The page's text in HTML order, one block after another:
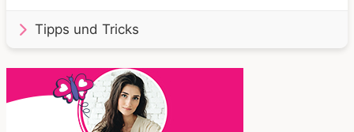
Tipps und Tricks